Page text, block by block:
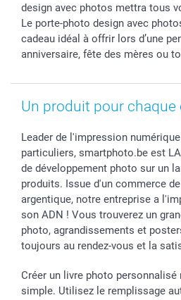
design avec photos mettra tous
Le porte-photo design avec
cadeau idéal à offrir lors d’une
anniversaire, fête des mères ou
Un produit pour chaque
Leader de l'impression
particuliers, smartphoto.be est
de développement photo sur un
produits. Issue d'un commerce
argentique, notre entreprise a
son ADN ! Vous trouverez un
photo, agrandissements et
toujours au rendez-vous et la
Créer un livre photo personnalisé
simple. Utilisez le remplissage